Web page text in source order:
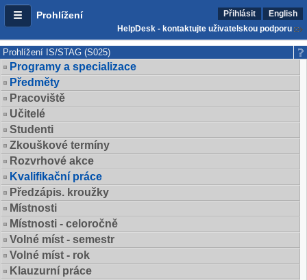
Prohlížení Přihlásit
English
HelpDesk - kontaktujte uživatelskou podporu
Prohlížení IS/STAG (S025)
Programy a specializace
Předměty
Pracoviště
Učitelé
Studenti
Zkouškové termíny
Rozvrhové akce
Kvalifikační práce
Předzápis. kroužky
Místnosti
Místnosti - celoročně
Volné míst - semestr
Volné míst - rok
Klauzurní práce